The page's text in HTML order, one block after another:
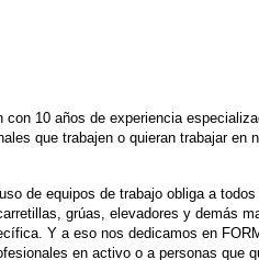
10 años de experiencia
que trabajen o quieran trabajar en
de equipos de trabajo obliga a
grúas, elevadores y demás
Y a eso nos dedicamos en
en activo o a personas que